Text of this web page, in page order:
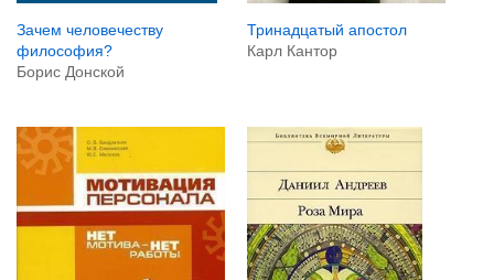
Зачем человечеству
философия?
Борис Донской
Тринадцатый апостол
Карл Кантор